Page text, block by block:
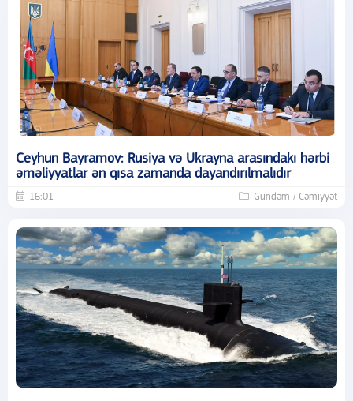
Ceyhun Bayramov: Rusiya və Ukrayna arasındakı hərbi
əməliyyatlar ən qısa zamanda dayandırılmalıdır
16:01 Gündəm / Cəmiyyət